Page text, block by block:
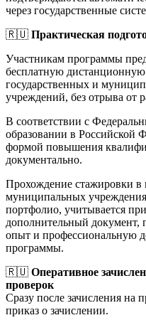
через государственные
🇷🇺 Практическая
Участникам программы
бесплатную
государственных и
учреждений, без отрыва от
В соответствии с
образовании в Российской
формой повышения
документально.
Прохождение стажировки в
муниципальных
портфолио, учитывается
дополнительный
опыт и профессиональную
программы.
🇷🇺 Оперативное
проверок
Сразу после зачисления на
приказ о зачислении.